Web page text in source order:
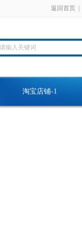
返回首页
淘宝店铺-1